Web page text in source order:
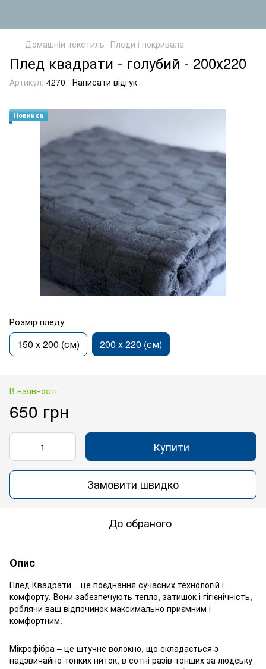
Домашній текстиль Пледи і покривала
Плед квадрати - голубий - 200х220
Артикул: 4270 Написати відгук
Новинка
Розмір пледу
150 х 200 (см) 200 х 220 (см)
В наявності
650 грн
Купити
Замовити швидко
До обраного
Опис
Плед Квадрати – це поєднання сучасних технологій і
комфорту. Вони забезпечують тепло, затишок і гігієнічність,
роблячи ваш відпочинок максимально приємним і
комфортним.
Мікрофібра – це штучне волокно, що складається з
надзвичайно тонких ниток, в сотні разів тонших за людську